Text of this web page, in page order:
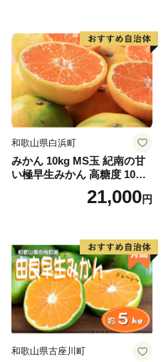
和歌山県白浜町
みかん 10kg MS玉 紀南の甘
い極早生みかん 高糖度 10月
以降発送 マルチ被覆栽培
21,000円
和歌山県古座川町